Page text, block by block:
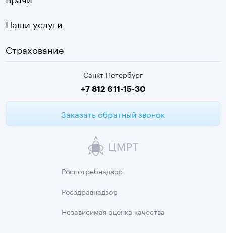
Девяткино
г. Колпино
Чек-ап
ЭКГ
Медицинские анализы
Санкт-Петербург
+7 812 611-15-30
Заказать обратный звонок
Наши услуги
Страхование
Роспотребнадзор
Росздравнадзор
Независимая оценка качества